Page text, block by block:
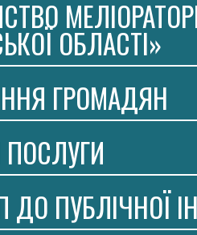
ОБЛАСТІ»
ГРОМАДЯН
ДО ПУБЛІЧНОЇ